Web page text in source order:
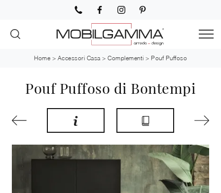
Home > Accessori Casa > Complementi > Pouf Puffoso
Pouf Puffoso di Bontempi